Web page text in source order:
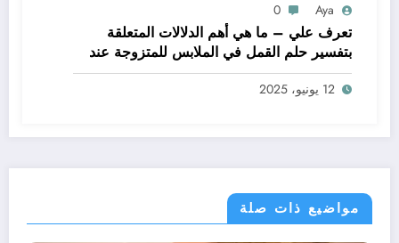
Aya
0
تعرف علي – ما هي أهم الدلالات المتعلقة
بتفسير حلم القمل في الملابس للمتزوجة عند
ابن سيرين؟ – بالتفصيل
12 يونيو، 2025
مواضيع ذات صلة